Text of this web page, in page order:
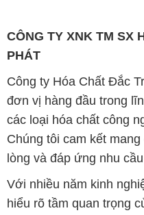
CÔNG TY XNK TM SX
PHÁT
Công ty Hóa Chất Đắc
đơn vị hàng đầu trong
các loại hóa chất công
Chúng tôi cam kết
lòng và đáp ứng nhu
Với nhiều năm kinh
hiểu rõ tầm quan trọng